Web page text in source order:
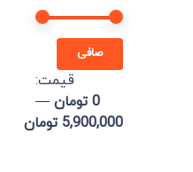
صافی
قيمت:
0 تومان
—
5,900,000 تومان